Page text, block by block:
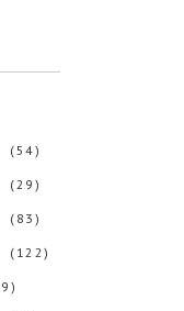
(54)
(29)
(83)
(122)